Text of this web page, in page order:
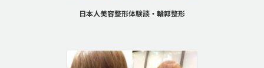
日本人美容整形体験談・輪郭整形